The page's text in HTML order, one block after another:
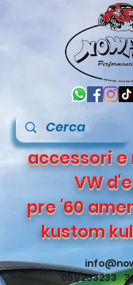
051/253233
accessori
VW
pre '60
kustom